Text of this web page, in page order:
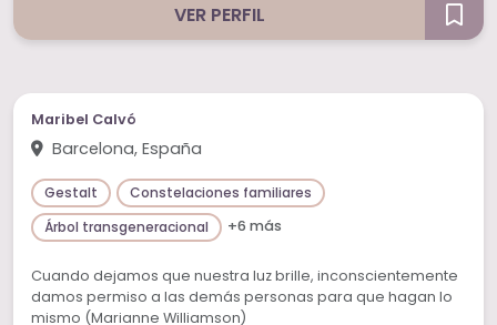
VER PERFIL
Maribel Calvó
Barcelona, España
Gestalt
Constelaciones familiares
Árbol transgeneracional
+6 más
Cuando dejamos que nuestra luz brille, inconscientemente
damos permiso a las demás personas para que hagan lo
mismo (Marianne Williamson)